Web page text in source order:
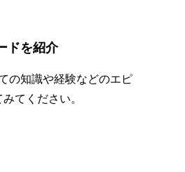
ドを紹介
の知識や経験などのエピ
てください。